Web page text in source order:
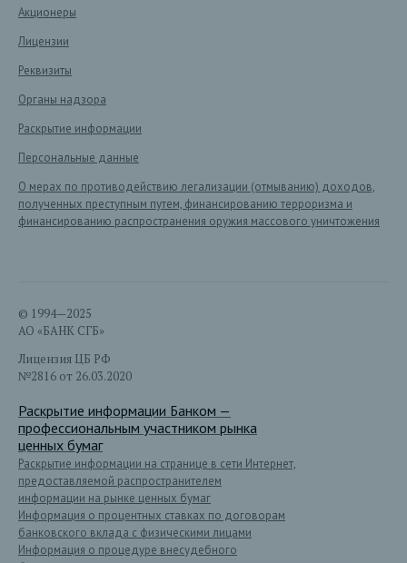
Акционеры
Лицензии
Реквизиты
Органы надзора
Раскрытие информации
Персональные данные
О мерах по противодействию легализации (отмыванию) доходов,
полученных преступным путем, финансированию терроризма и
финансированию распространения оружия массового уничтожения
© 1994—2025
АО «БАНК СГБ»
Лицензия ЦБ РФ
№2816 от 26.03.2020
Раскрытие информации Банком —
профессиональным участником рынка
ценных бумаг
Раскрытие информации на странице в сети Интернет,
предоставляемой распространителем
информации на рынке ценных бумаг
Информация о процентных ставках по договорам
банковского вклада с физическими лицами
Информация о процедуре внесудебного